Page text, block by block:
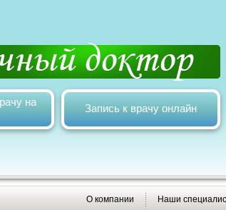
на
Запись к врачу онлайн
О компании Наши